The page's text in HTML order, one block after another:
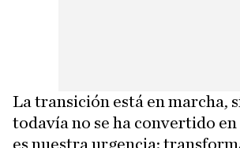
La transición está en marcha,
todavía no se ha convertido en
es nuestra urgencia: